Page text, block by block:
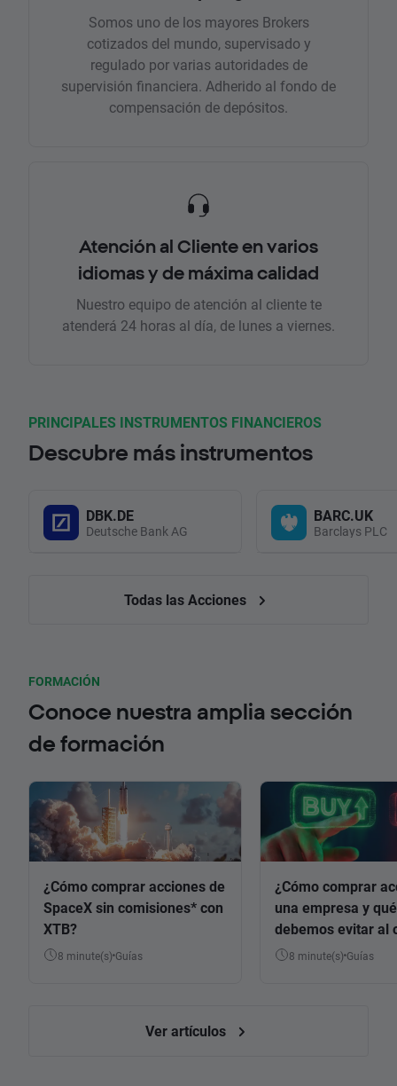
Somos uno de los mayores Brokers
cotizados del mundo, supervisado y
regulado por varias autoridades de
supervisión financiera. Adherido al fondo de
compensación de depósitos.
Atención al Cliente en varios
idiomas y de máxima calidad
Nuestro equipo de atención al cliente te
atenderá 24 horas al día, de lunes a viernes.
PRINCIPALES INSTRUMENTOS FINANCIEROS
Descubre más instrumentos
DBK.DE
Deutsche Bank AG
BARC.UK
Barclays PLC
Todas las Acciones
FORMACIÓN
Conoce nuestra amplia sección
de formación
¿Cómo comprar acciones de
SpaceX sin comisiones* con
XTB?
8 minute(s) Guías
¿Cómo comprar
una empresa y
debemos evitar al
8 minute(s) Guías
Ver artículos